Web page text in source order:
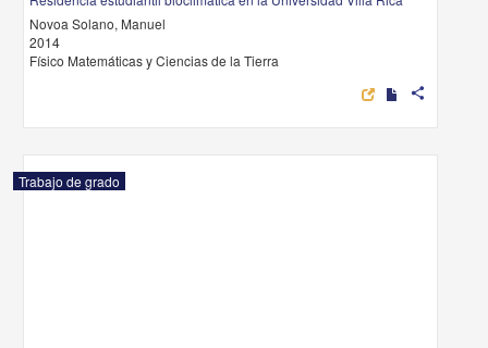
Novoa Solano, Manuel
2014
Físico Matemáticas y Ciencias de la Tierra
share
Trabajo de grado